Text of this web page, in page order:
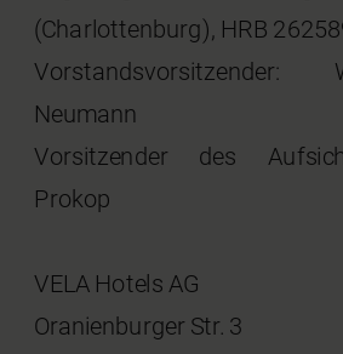
(Charlottenburg), HRB
Neumann
Vorsitzender des
Prokop
VELA Hotels AG
Oranienburger Str. 3